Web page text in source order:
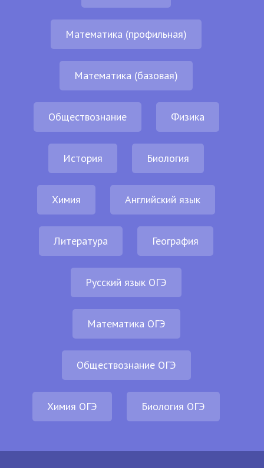
Математика (профильная)
Математика (базовая)
Обществознание Физика
История Биология
Химия Английский язык
Литература География
Русский язык ОГЭ
Математика ОГЭ
Обществознание ОГЭ
Химия ОГЭ Биология ОГЭ